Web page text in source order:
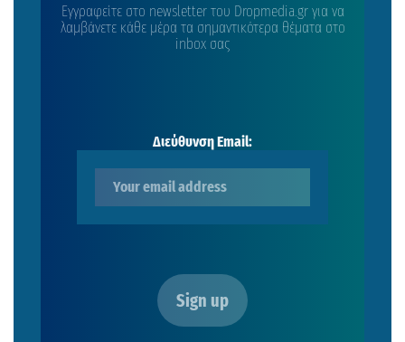
Εγγραφείτε στο newsletter του Dropmedia.gr για να
λαμβάνετε κάθε μέρα τα σημαντικότερα θέματα στο
inbox σας
Διεύθυνση Email: